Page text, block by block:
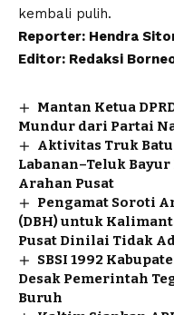
kembali pulih.
Reporter: Hendra
Editor: Redaksi
Mantan Ketua
Mundur dari Partai
Aktivitas Truk
Labanan–Teluk
Arahan Pusat
Pengamat Soroti
(DBH) untuk
Pusat Dinilai Tidak
SBSI 1992
Desak Pemerintah
Buruh